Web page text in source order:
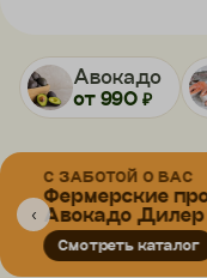
Авокадо
от 990 ₽
ГАРАНТИЯ
Гарантия на
Отдел заботы в
‹